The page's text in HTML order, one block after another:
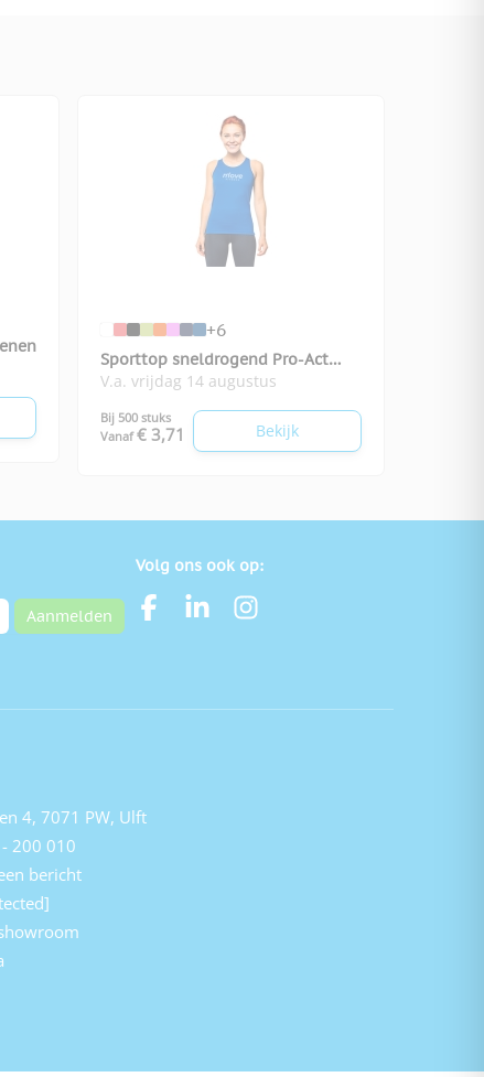
+6
Sporttop sneldrogend Pro-Act
dames
V.a. vrijdag 14 augustus
Bij 500 stuks
Vanaf € 3,71 Bekijk
Aanmelden
Volg ons ook op:
4, 7071 PW, Ulft
200 010
bericht